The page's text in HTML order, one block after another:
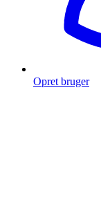
Opret bruger